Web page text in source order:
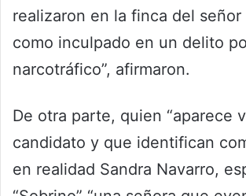
realizaron en la finca del señor
como inculpado en un delito
narcotráfico”, afirmaron.
De otra parte, quien “aparece
candidato y que identifican
en realidad Sandra Navarro,